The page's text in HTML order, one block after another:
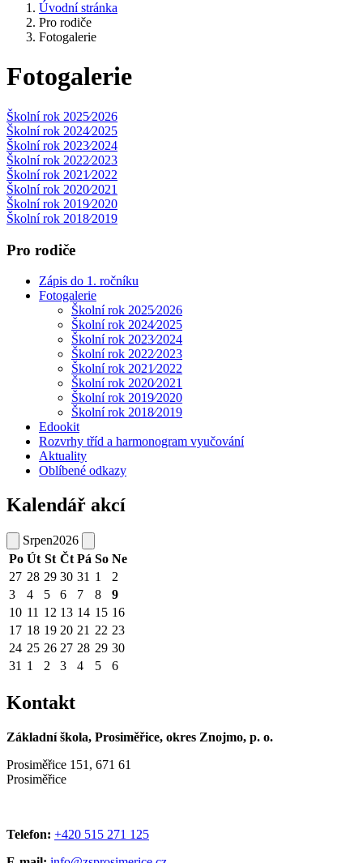
Úvodní stránka
Pro rodiče
Fotogalerie
Fotogalerie
Školní rok 2025⁄2026
Školní rok 2024⁄2025
Školní rok 2023⁄2024
Školní rok 2022⁄2023
Školní rok 2021⁄2022
Školní rok 2020⁄2021
Školní rok 2019⁄2020
Školní rok 2018⁄2019
Pro rodiče
Zápis do 1. ročníku
Fotogalerie
Školní rok 2025⁄2026
Školní rok 2024⁄2025
Školní rok 2023⁄2024
Školní rok 2022⁄2023
Školní rok 2021⁄2022
Školní rok 2020⁄2021
Školní rok 2019⁄2020
Školní rok 2018⁄2019
Edookit
Rozvrhy tříd a harmonogram vyučování
Aktuality
Oblíbené odkazy
Kalendář akcí
Srpen2026
Po Út St Čt Pá So Ne
27 28 29 30 31 1
2
3
4 5 6 7 8
9
10 11 12 13 14 15 16
17 18 19 20 21 22 23
24 25 26 27 28 29 30
31 1 2 3 4 5 6
Kontakt
Základní škola, Prosiměřice, okres Znojmo, p. o.
Prosiměřice 151, 671 61
Prosiměřice
Telefon: +420 515 271 125